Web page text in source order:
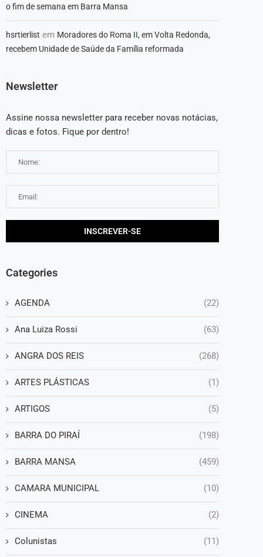
o fim de semana em Barra Mansa
hsrtierlist em Moradores do Roma II, em Volta Redonda,
recebem Unidade de Saúde da Família reformada
Newsletter
Assine nossa newsletter para receber novas notácias,
dicas e fotos. Fique por dentro!
Categories
AGENDA (22)
Ana Luiza Rossi (63)
ANGRA DOS REIS (268)
ARTES PLÁSTICAS (1)
ARTIGOS (5)
BARRA DO PIRAÍ (198)
BARRA MANSA (459)
CAMARA MUNICIPAL (10)
CINEMA (2)
Colunistas (11)